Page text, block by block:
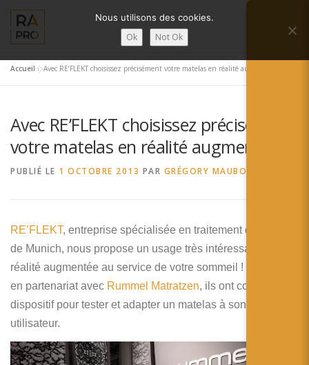
contenu
Menu
SERVICES RA’PRO ACTUALITÉ DE LA RA
English
Français
Deutsch
简体中文
日本語
Accueil »Avec RE’FLEKT choisissez précisément votre matelas en réalité augmentée
Avec RE’FLEKT choisissez précisément
votre matelas en réalité augmentée
PUBLIÉ LE 1 OCTOBRE 2013 PAR GRÉGORY MAUBON
RE’FLEKT, entreprise spécialisée en traitement d’images
de Munich, nous propose un usage très intéressant de la
réalité augmentée au service de votre sommeil ! En effet,
en partenariat avec Rummel Matratzen, ils ont conçu un
dispositif pour tester et adapter un matelas à son futur
utilisateur.
Nous utilisons des cookies.
Ok Not Ok